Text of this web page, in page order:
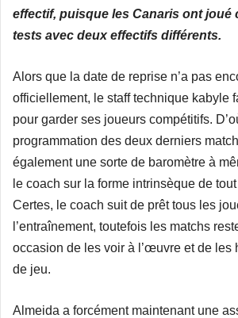
effectif, puisque les Canaris ont joué
tests avec deux effectifs différents.
Alors que la date de reprise n’a pas
officiellement, le staff technique kabyle
pour garder ses joueurs compétitifs.
programmation des deux derniers
également une sorte de baromètre à
le coach sur la forme intrinsèque de
Certes, le coach suit de prêt tous les
l’entraînement, toutefois les matchs
occasion de les voir à l’œuvre et de les
de jeu.
Almeida a forcément maintenant une